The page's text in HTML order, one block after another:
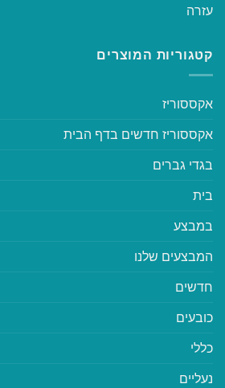
עזרה
קטגוריות המוצרים
אקססוריז
אקססוריז חדשים בדף הבית
בגדי גברים
בית
במבצע
המבצעים שלנו
חדשים
כובעים
כללי
נעליים